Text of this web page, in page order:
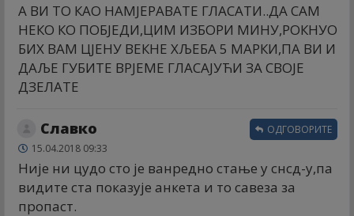
А ВИ ТО КАО НАМЈЕРАВАТЕ ГЛАСАТИ..ДА САМ
НЕКО КО ПОБЈЕДИ,ЦИМ ИЗБОРИ МИНУ,РОКНУО
БИХ ВАМ ЦЈЕНУ ВЕКНЕ ХЉЕБА 5 МАРКИ,ПА ВИ И
ДАЉЕ ГУБИТЕ ВРЈЕМЕ ГЛАСАЈУЋИ ЗА СВОЈЕ
ДЗЕЛАТЕ
Славко
15.04.2018 09:33
Није ни цудо сто је ванредно стање у снсд-у,па
видите ста показује анкета и то савеза за
пропаст.
ОДГОВОРИТЕ